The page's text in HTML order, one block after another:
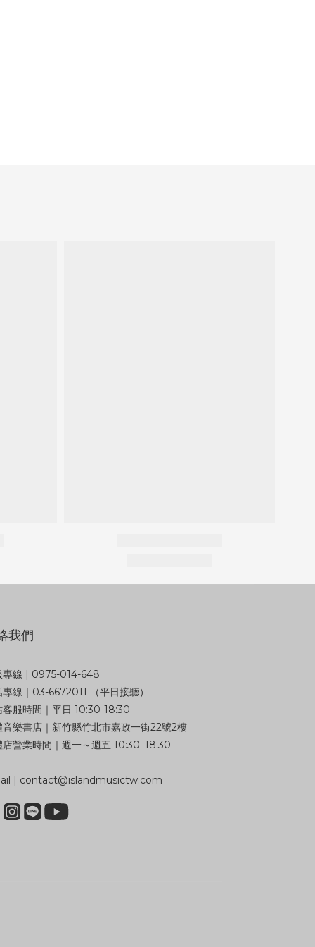
我們
專線 | 0975-014-648
專線｜03-6672011 （平日接聽）
客服時間｜平日 10:30-18:30
音樂書店｜新竹縣竹北市嘉政一街22號2樓
店營業時間｜週一～週五 10:30–18:30
| contact@islandmusictw.com